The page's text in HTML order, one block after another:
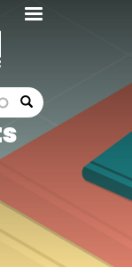
search